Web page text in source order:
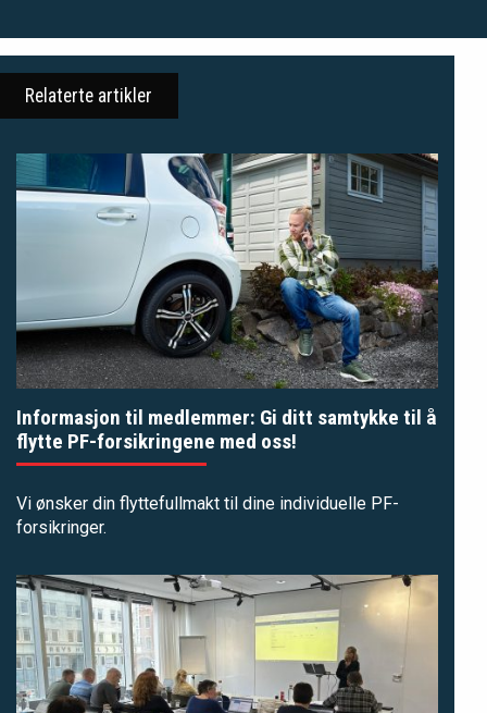
Relaterte artikler
Informasjon til medlemmer: Gi ditt samtykke til å
flytte PF-forsikringene med oss!
Vi ønsker din flyttefullmakt til dine individuelle PF-
forsikringer.